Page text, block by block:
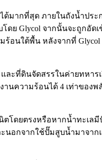
มากที่สุด ภายในถังน้ำประ
ย Glycol จากนั้นจะถูกอัด
ใต้พื้น หลังจากที่ Glycol
ที่ดินจัดสรรในค่ายทหารเ
ความร้อนได้ 4 เท่าของพ
ตโดยตรงหรือหากน้ำทะเ
นอกจากใช้ปั๊มสูบน้ำมาจา